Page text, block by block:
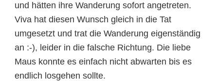
und hätten ihre Wanderung sofort angetreten.
Viva hat diesen Wunsch gleich in die Tat
umgesetzt und trat die Wanderung eigenständig
an :-), leider in die falsche Richtung. Die liebe
Maus konnte es einfach nicht abwarten bis es
endlich losgehen sollte.